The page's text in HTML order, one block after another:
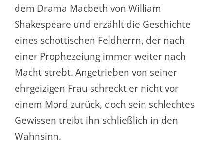
dem Drama Macbeth von William
Shakespeare und erzählt die Geschichte
eines schottischen Feldherrn, der nach
einer Prophezeiung immer weiter nach
Macht strebt. Angetrieben von seiner
ehrgeizigen Frau schreckt er nicht vor
einem Mord zurück, doch sein schlechtes
Gewissen treibt ihn schließlich in den
Wahnsinn.